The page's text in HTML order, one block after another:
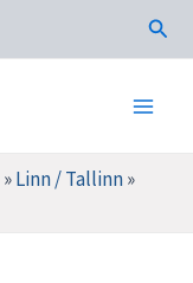
Otsi
»Linn / Tallinn»